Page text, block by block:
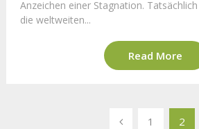
Anzeichen einer Stagnation.
die weltweiten...
Read More
1 2